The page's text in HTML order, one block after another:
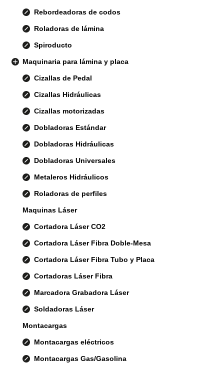
Rebordeadoras de codos
Roladoras de lámina
Spiroducto
Maquinaria para lámina y placa
Cizallas de Pedal
Cizallas Hidráulicas
Cizallas motorizadas
Dobladoras Estándar
Dobladoras Hidráulicas
Dobladoras Universales
Metaleros Hidráulicos
Roladoras de perfiles
Maquinas Láser
Cortadora Láser CO2
Cortadora Láser Fibra Doble-Mesa
Cortadora Láser Fibra Tubo y Placa
Cortadoras Láser Fibra
Marcadora Grabadora Láser
Soldadoras Láser
Montacargas
Montacargas eléctricos
Montacargas Gas/Gasolina